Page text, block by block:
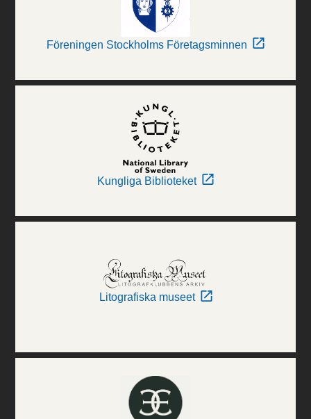
Föreningen Stockholms Företagsminnen
Kungliga Biblioteket
Litografiska museet